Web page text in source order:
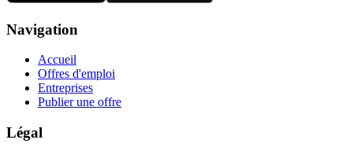
Navigation
Accueil
Offres d'emploi
Entreprises
Publier une offre
Légal